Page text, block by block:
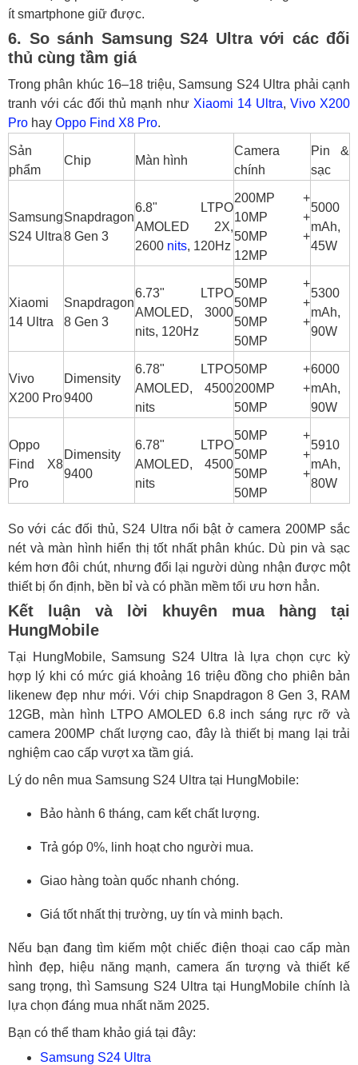
ít smartphone giữ được.
6. So sánh Samsung S24 Ultra với các đối
thủ cùng tầm giá
Trong phân khúc 16–18 triệu, Samsung S24 Ultra phải cạnh
tranh với các đối thủ mạnh như Xiaomi 14 Ultra, Vivo X200
Pro hay Oppo Find X8 Pro.
Sản
phẩm
Chip Màn hình
Camera
chính
Pin &
sạc
Samsung
S24 Ultra
Snapdragon
8 Gen 3
6.8" LTPO
AMOLED 2X,
2600 nits, 120Hz
200MP +
10MP +
50MP +
12MP
5000
mAh,
45W
Xiaomi
14 Ultra
Snapdragon
8 Gen 3
6.73" LTPO
AMOLED, 3000
nits, 120Hz
50MP +
50MP +
50MP +
50MP
5300
mAh,
90W
Vivo
X200 Pro
Dimensity
9400
6.78" LTPO
AMOLED, 4500
nits
50MP +
200MP +
50MP
6000
mAh,
90W
Oppo
Find X8
Pro
Dimensity
9400
6.78" LTPO
AMOLED, 4500
nits
50MP +
50MP +
50MP +
50MP
5910
mAh,
80W
So với các đối thủ, S24 Ultra nổi bật ở camera 200MP sắc
nét và màn hình hiển thị tốt nhất phân khúc. Dù pin và sạc
kém hơn đôi chút, nhưng đổi lại người dùng nhận được một
thiết bị ổn định, bền bỉ và có phần mềm tối ưu hơn hẳn.
Kết luận và lời khuyên mua hàng tại
HungMobile
Tại HungMobile, Samsung S24 Ultra là lựa chọn cực kỳ
hợp lý khi có mức giá khoảng 16 triệu đồng cho phiên bản
likenew đẹp như mới. Với chip Snapdragon 8 Gen 3, RAM
12GB, màn hình LTPO AMOLED 6.8 inch sáng rực rỡ và
camera 200MP chất lượng cao, đây là thiết bị mang lại trải
nghiệm cao cấp vượt xa tầm giá.
Lý do nên mua Samsung S24 Ultra tại HungMobile:
Bảo hành 6 tháng, cam kết chất lượng.
Trả góp 0%, linh hoạt cho người mua.
Giao hàng toàn quốc nhanh chóng.
Giá tốt nhất thị trường, uy tín và minh bạch.
Nếu bạn đang tìm kiếm một chiếc điện thoại cao cấp màn
hình đẹp, hiệu năng mạnh, camera ấn tượng và thiết kế
sang trọng, thì Samsung S24 Ultra tại HungMobile chính là
lựa chọn đáng mua nhất năm 2025.
Bạn có thể tham khảo giá tại đây:
Samsung S24 Ultra